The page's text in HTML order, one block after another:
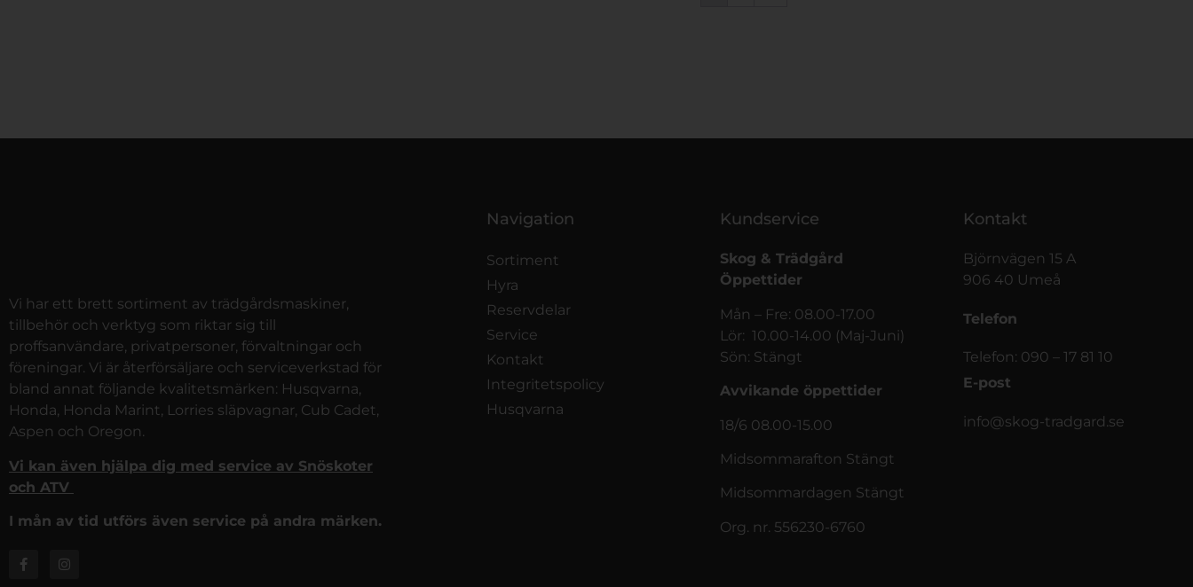
Vi har ett brett sortiment av trädgårdsmaskiner,
tillbehör och verktyg som riktar sig till
proffsanvändare, privatpersoner, förvaltningar och
föreningar. Vi är återförsäljare och serviceverkstad för
bland annat följande kvalitetsmärken: Husqvarna,
Honda, Honda Marint, Lorries släpvagnar, Cub Cadet,
Aspen och Oregon.
Vi kan även hjälpa dig med service av Snöskoter
och ATV
I mån av tid utförs även service på andra märken.
Navigation
Sortiment
Hyra
Reservdelar
Service
Kontakt
Integritetspolicy
Husqvarna
Kundservice
Skog & Trädgård
Öppettider
Mån – Fre: 08.00-17.00
Lör: 10.00-14.00 (Maj-Juni)
Sön: Stängt
Avvikande öppettider
18/6 08.00-15.00
Midsommarafton Stängt
Midsommardagen Stängt
Org. nr. 556230-6760
Kontakt
Björnvägen 15 A
906 40 Umeå
Telefon
Telefon: 090 – 17 81 10
E-post
info@skog-tradgard.se